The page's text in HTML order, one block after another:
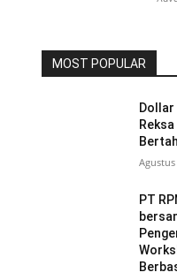
MOST POPULAR
PT